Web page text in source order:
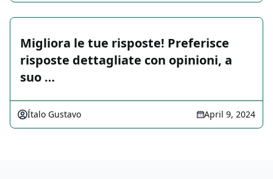
Migliora le tue risposte! Preferisce
risposte dettagliate con opinioni, a
suo …
Ítalo Gustavo April 9, 2024